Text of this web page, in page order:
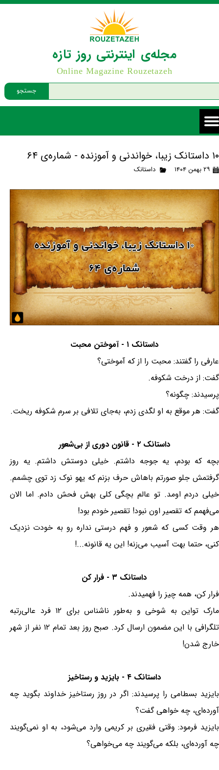
جستجو
مجله‌ی اینترنتی روز تازه
Online Magazine Rouzetazeh
۱۰ داستانک زیبا، خواندنی و آموزنده - شماره‌ی ۶۴
۲۹ بهمن ۱۴۰۴ داستانک
داستانک ۱ - آموختن محبت
عارفی را گفتند: محبت را از که آموختی؟
گفت: از درخت شکوفه.
پرسیدند: چگونه؟
گفت: هر موقع به او لگدی زدم، به‌جای تلافی بر سرم شکوفه ریخت.
داستانک ۲ - قانون دوری از بی‌شعور
بچه که بودم، یه جوجه داشتم. خیلی دوستش داشتم. یه روز
گرفتمش جلو صورتم باهاش حرف بزنم که یهو نوک زد توی چشمم.
خیلی دردم اومد. تو عالم بچگی کلی بهش فحش دادم. اما الان
می‌فهمم که تقصیر اون نبود! تقصیر خودم بود!
هر وقت کسی که شعور و فهم درستی نداره رو به خودت نزدیک
کنی، حتما بهت آسیب می‌زنه! این یه قانونه...!
داستانک ۳ - فرار کن
فرار کن، همه چیز را فهمیدند.
مارک تواین به شوخی و به‌طور ناشناس برای ۱۲ فرد عالی‌رتبه
تلگرافی با این مضمون ارسال کرد. صبح روز بعد تمام ۱۲ نفر از شهر
خارج شدن!
داستانک ۴ - بایزید و رستاخیز
بایزید بسطامی را پرسیدند: اگر در روز رستاخیز خداوند بگوید چه
آورده‌ای، چه خواهی گفت؟
بایزید فرمود: وقتی فقیری بر کریمی وارد می‌شود، به او نمی‌گویند
چه آورده‌ای، بلکه می‌گویند چه می‌خواهی؟